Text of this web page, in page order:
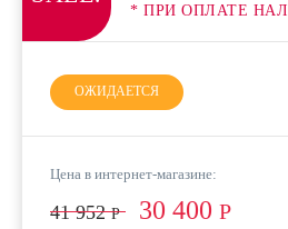
* ПРИ ОПЛАТЕ
ОЖИДАЕТСЯ
Цена в интернет-магазине:
41 952Р 30 400 Р